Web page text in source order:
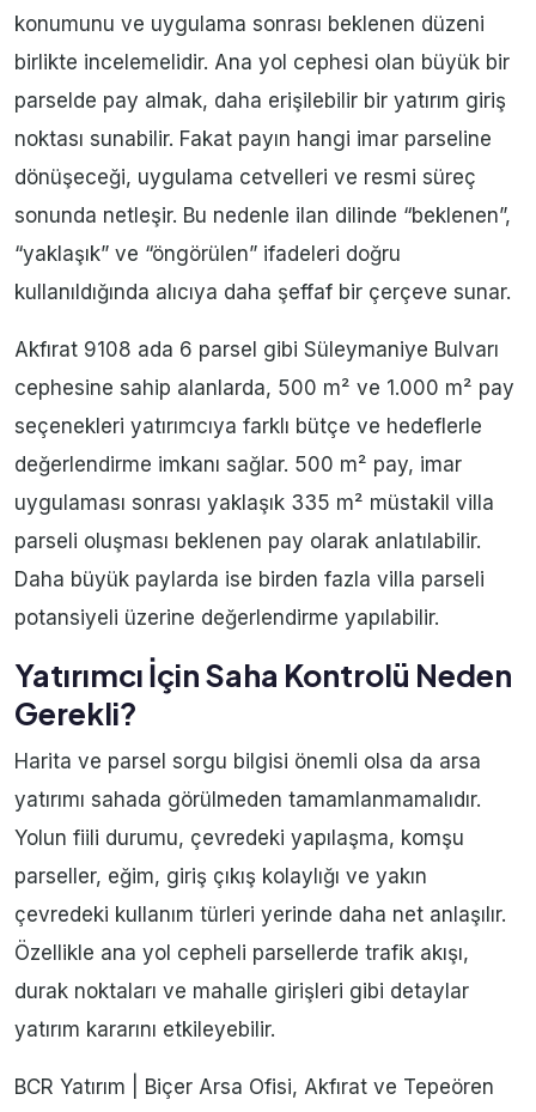
konumunu ve uygulama sonrası beklenen düzeni
birlikte incelemelidir. Ana yol cephesi olan büyük bir
parselde pay almak, daha erişilebilir bir yatırım giriş
noktası sunabilir. Fakat payın hangi imar parseline
dönüşeceği, uygulama cetvelleri ve resmi süreç
sonunda netleşir. Bu nedenle ilan dilinde “beklenen”,
“yaklaşık” ve “öngörülen” ifadeleri doğru
kullanıldığında alıcıya daha şeffaf bir çerçeve sunar.
Akfırat 9108 ada 6 parsel gibi Süleymaniye Bulvarı
cephesine sahip alanlarda, 500 m² ve 1.000 m² pay
seçenekleri yatırımcıya farklı bütçe ve hedeflerle
değerlendirme imkanı sağlar. 500 m² pay, imar
uygulaması sonrası yaklaşık 335 m² müstakil villa
parseli oluşması beklenen pay olarak anlatılabilir.
Daha büyük paylarda ise birden fazla villa parseli
potansiyeli üzerine değerlendirme yapılabilir.
Yatırımcı İçin Saha Kontrolü Neden
Gerekli?
Harita ve parsel sorgu bilgisi önemli olsa da arsa
yatırımı sahada görülmeden tamamlanmamalıdır.
Yolun fiili durumu, çevredeki yapılaşma, komşu
parseller, eğim, giriş çıkış kolaylığı ve yakın
çevredeki kullanım türleri yerinde daha net anlaşılır.
Özellikle ana yol cepheli parsellerde trafik akışı,
durak noktaları ve mahalle girişleri gibi detaylar
yatırım kararını etkileyebilir.
BCR Yatırım | Biçer Arsa Ofisi, Akfırat ve Tepeören